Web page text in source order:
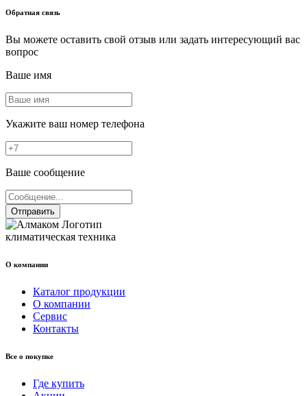
Обратная связь
Вы можете оставить свой отзыв или задать интересующий вас
вопрос
Ваше имя
Укажите ваш номер телефона
Ваше сообщение
Отправить
климатическая техника
О компании
Каталог продукции
О компании
Сервис
Контакты
Все о покупке
Где купить